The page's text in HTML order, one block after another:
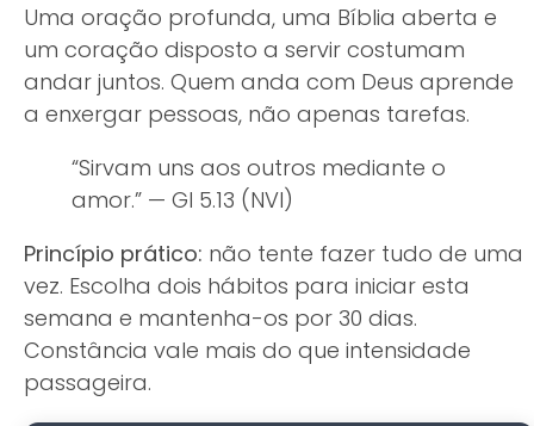
Uma oração profunda, uma Bíblia aberta e
um coração disposto a servir costumam
andar juntos. Quem anda com Deus aprende
a enxergar pessoas, não apenas tarefas.
“Sirvam uns aos outros mediante o
amor.” — Gl 5.13 (NVI)
Princípio prático: não tente fazer tudo de uma
vez. Escolha dois hábitos para iniciar esta
semana e mantenha-os por 30 dias.
Constância vale mais do que intensidade
passageira.